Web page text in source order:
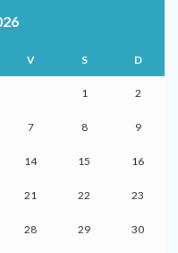
V S D
1 2
7 8 9
14 15 16
21 22 23
28 29 30